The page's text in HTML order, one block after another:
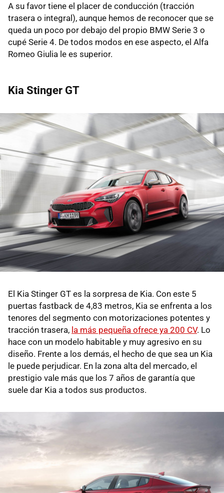
A su favor tiene el placer de conducción (tracción
trasera o integral), aunque hemos de reconocer que se
queda un poco por debajo del propio BMW Serie 3 o
cupé Serie 4. De todos modos en ese aspecto, el Alfa
Romeo Giulia le es superior.
Kia Stinger GT
El Kia Stinger GT es la sorpresa de Kia. Con este 5
puertas fastback de 4,83 metros, Kia se enfrenta a los
tenores del segmento con motorizaciones potentes y
tracción trasera, la más pequeña ofrece ya 200 CV. Lo
hace con un modelo habitable y muy agresivo en su
diseño. Frente a los demás, el hecho de que sea un Kia
le puede perjudicar. En la zona alta del mercado, el
prestigio vale más que los 7 años de garantía que
suele dar Kia a todos sus productos.